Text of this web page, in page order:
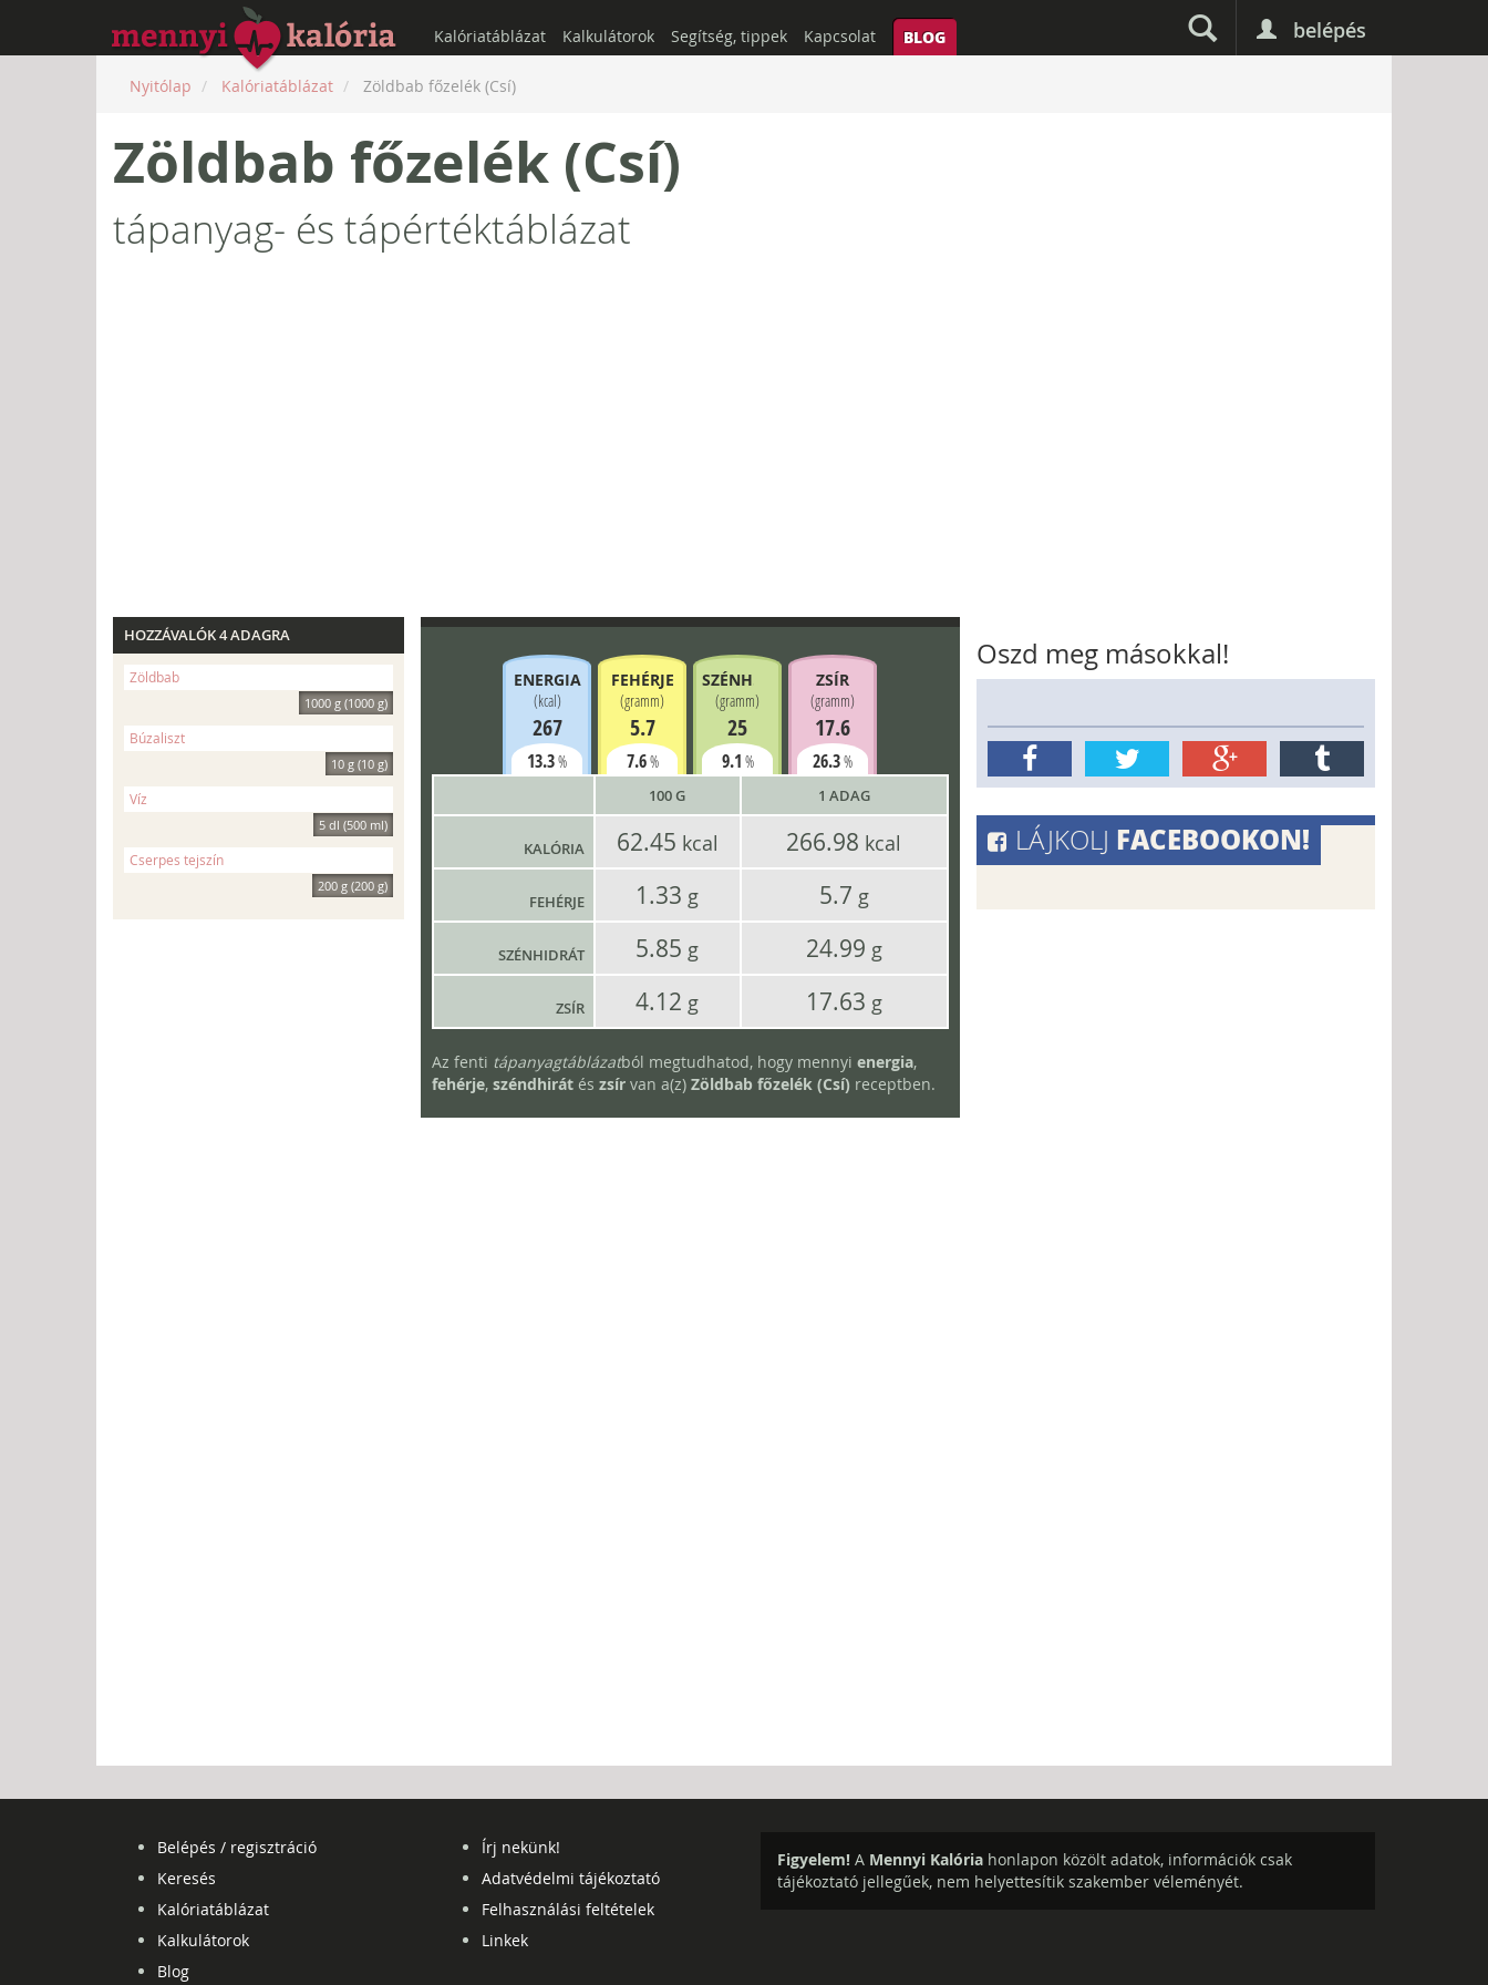
belépés
Kalóriatáblázat Kalkulátorok Segítség, tippek Kapcsolat BLOG
Nyitólap Kalóriatáblázat Zöldbab főzelék (Csí)
Zöldbab főzelék (Csí)
tápanyag- és tápértéktáblázat
HOZZÁVALÓK 4 ADAGRA
Zöldbab
1000 g (1000 g)
Búzaliszt
10 g (10 g)
Víz
5 dl (500 ml)
Cserpes tejszín
200 g (200 g)
ENERGIA
(kcal)
267
13.3%
FEHÉRJE
(gramm)
5.7
7.6%
SZÉNH.
(gramm)
25
9.1 %
ZSÍR
(gramm)
17.6
26.3%
100 G 1 ADAG
KALÓRIA 62.45 kcal 266.98 kcal
FEHÉRJE 1.33 g 5.7 g
SZÉNHIDRÁT 5.85 g 24.99 g
ZSÍR 4.12 g 17.63 g
Az fenti tápanyagtáblázatból megtudhatod, hogy mennyi energia,
fehérje, széndhirátés zsírvan a(z) Zöldbab főzelék (Csí) receptben.
Oszd meg másokkal!
LÁJKOLJ FACEBOOKON!
Belépés / regisztráció
Keresés
Kalóriatáblázat
Kalkulátorok
Blog
Írj nekünk!
Adatvédelmi tájékoztató
Felhasználási feltételek
Linkek
Figyelem! A Mennyi Kalória honlapon közölt adatok, információk csak
tájékoztató jellegűek, nem helyettesítik szakember véleményét.